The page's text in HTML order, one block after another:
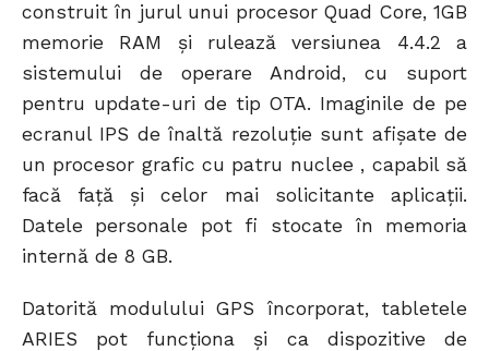
construit în jurul unui procesor Quad Core, 1GB
memorie RAM şi rulează versiunea 4.4.2 a
sistemului de operare Android, cu suport
pentru update-uri de tip OTA. Imaginile de pe
ecranul IPS de înaltă rezoluţie sunt afişate de
un procesor grafic cu patru nuclee , capabil să
facă faţă şi celor mai solicitante aplicaţii.
Datele personale pot fi stocate în memoria
internă de 8 GB.
Datorită modulului GPS încorporat, tabletele
ARIES pot funcţiona şi ca dispozitive de